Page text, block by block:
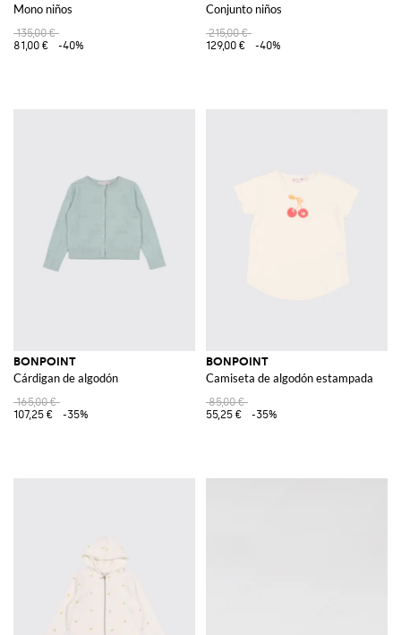
Mono niños
135,00 €
81,00 €
-40%
Conjunto niños
215,00 €
129,00 €
-40%
BONPOINT
Cárdigan de algodón
165,00 €
107,25 €
-35%
BONPOINT
Camiseta de algodón estampada
85,00 €
55,25 €
-35%